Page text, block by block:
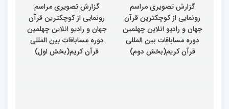
گزارش تصویری مراسم
رونمایی از کوچکترین قرآن
جهان و رادیو انلاین چهلمین
دوره مساباقات بین المللی
قرآن کریم(بخش دوم)
گزارش تصویری مراسم
رونمایی از کوچکترین قرآن
جهان و رادیو انلاین چهلمین
دوره مساباقات بین المللی
قرآن کریم(بخش اول)